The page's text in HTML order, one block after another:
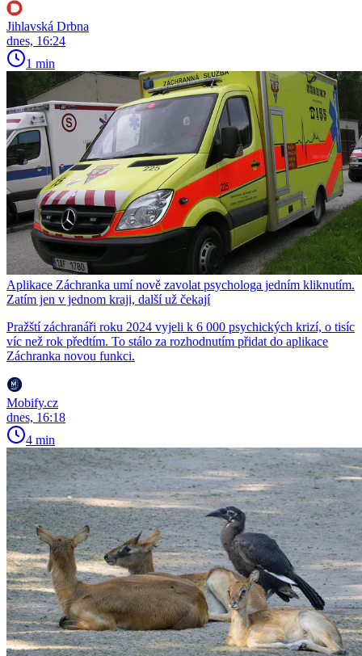
Jihlavská Drbna
dnes, 16:24
1 min
Aplikace Záchranka umí nově zavolat psychologa jedním kliknutím.
Zatím jen v jednom kraji, další už čekají
Pražští záchranáři roku 2024 vyjeli k 6 000 psychických krizí, o tisíc
víc než rok předtím. To stálo za rozhodnutím přidat do aplikace
Záchranka novou funkci.
Mobify.cz
dnes, 16:18
4 min